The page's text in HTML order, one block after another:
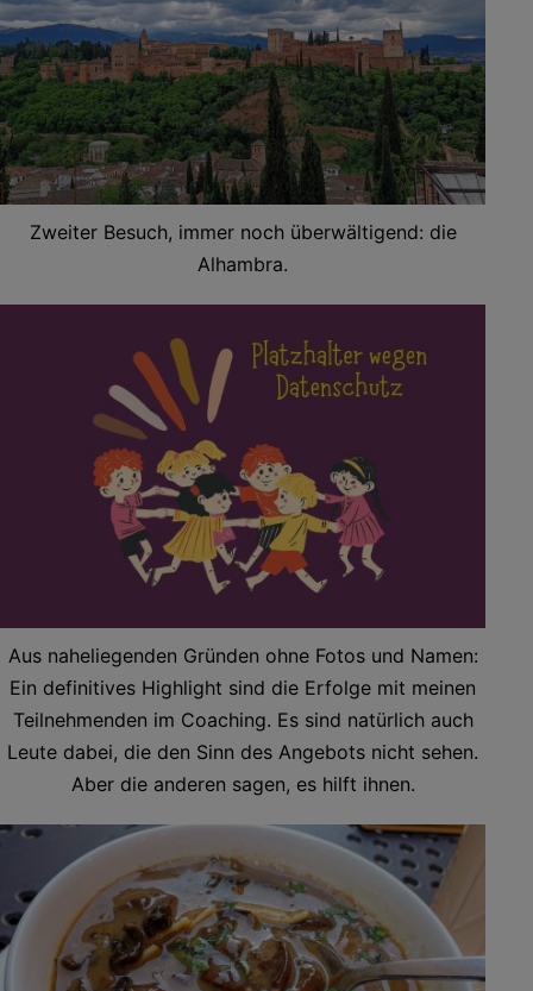
Zweiter Besuch, immer noch überwältigend: die
Alhambra.
Aus naheliegenden Gründen ohne Fotos und Namen:
Ein definitives Highlight sind die Erfolge mit meinen
Teilnehmenden im Coaching. Es sind natürlich auch
Leute dabei, die den Sinn des Angebots nicht sehen.
Aber die anderen sagen, es hilft ihnen.